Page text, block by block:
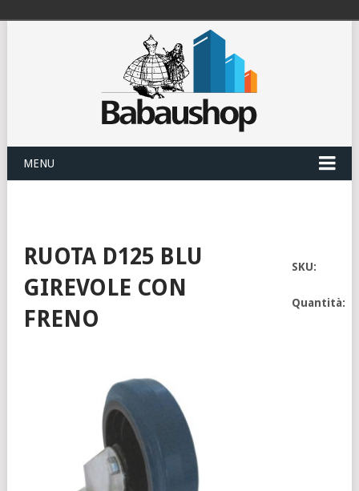
MENU
RUOTA D125 BLU
GIREVOLE CON
FRENO
SKU:
Quantità: